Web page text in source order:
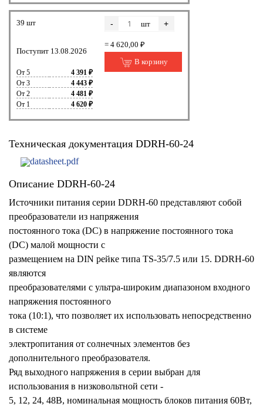
39 шт
Поступит 13.08.2026
От 5
4 391 ₽
От 3
4 443 ₽
От 2
4 481 ₽
От 1
4 620 ₽
- шт +
= 4 620,00 ₽
В корзину
Техническая документация DDRH-60-24
datasheet.pdf
Описание DDRH-60-24
Источники питания серии DDRH-60 представляют собой
преобразователи из напряжения
постоянного тока (DC) в напряжение постоянного тока
(DC) малой мощности с
размещением на DIN рейке типа TS-35/7.5 или 15. DDRH-60
являются
преобразователями с ультра-широким диапазоном входного
напряжения постоянного
тока (10:1), что позволяет их использовать непосредственно
в системе
электропитания от солнечных элементов без
дополнительного преобразователя.
Ряд выходного напряжения в серии выбран для
использования в низковольтной сети -
5, 12, 24, 48В, номинальная мощность блоков питания 60Вт,